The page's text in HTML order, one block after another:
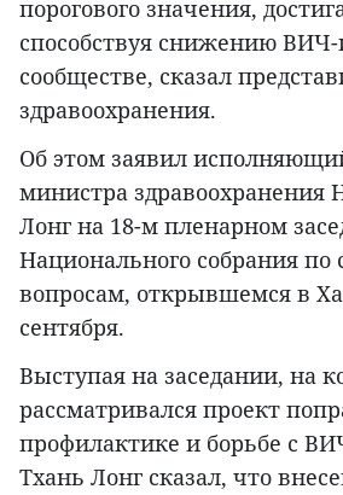
порогового значения,
способствуя снижению
сообществе, сказал
здравоохранения.
Об этом заявил
министра здравоохранения
Лонг на 18-м пленарном
Национального собрания
вопросам, открывшемся в
сентября.
Выступая на заседании, на
рассматривался проект
профилактике и борьбе с
Тхань Лонг сказал, что